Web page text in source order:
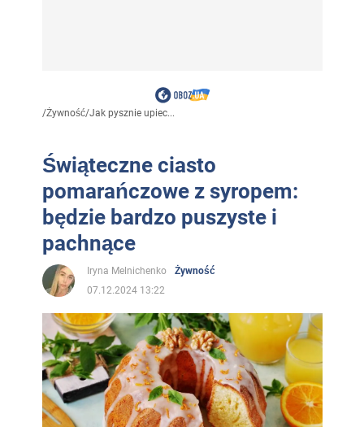
/Żywność/Jak pysznie upiec...
Świąteczne ciasto
pomarańczowe z syropem:
będzie bardzo puszyste i
pachnące
Iryna Melnichenko
Żywność
07.12.2024 13:22